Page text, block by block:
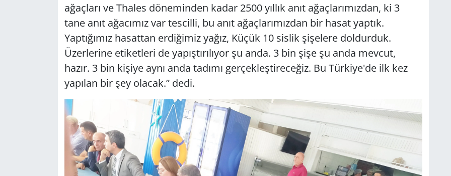
ağaçları ve Thales döneminden kadar 2500 yıllık anıt ağaçlarımızdan, ki 3
tane anıt ağacımız var tescilli, bu anıt ağaçlarımızdan bir hasat yaptık.
Yaptığımız hasattan erdiğimiz yağız, Küçük 10 sislik şişelere doldurduk.
Üzerlerine etiketleri de yapıştırılıyor şu anda. 3 bin şişe şu anda mevcut,
hazır. 3 bin kişiye aynı anda tadımı gerçekleştireceğiz. Bu Türkiye'de ilk kez
yapılan bir şey olacak.” dedi.